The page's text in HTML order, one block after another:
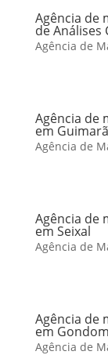
Agência de
de Análises
Agência de
Agência de
em
Agência de
Agência de
em Seixal
Agência de
Agência de
em
Agência de